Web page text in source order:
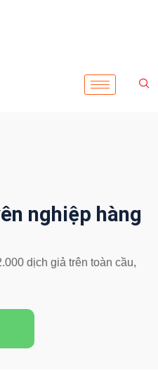
nghiệp hàng
dịch giả trên toàn cầu,